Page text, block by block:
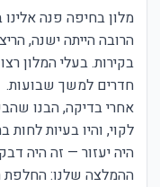
מלון בחיפה פנה
הרובה הייתה ישנה,
בקירות. בעלי המלון
חדרים למשך שבועות.
אחרי בדיקה, הבנו
לקוי, והיו בעיות
היה יעזור — זה היה
ההמלצה שלנו: החלפת